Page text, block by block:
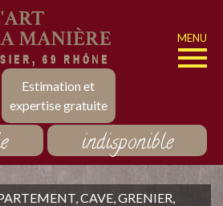
Estimation et
expertise gratuite
MENU
indisponible
CAVE, GRENIER,